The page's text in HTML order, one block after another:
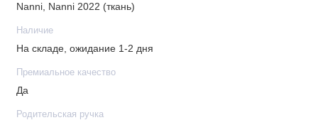
Nanni, Nanni 2022 (ткань)
Наличие
На складе, ожидание 1-2 дня
Премиальное качество
Да
Родительская ручка